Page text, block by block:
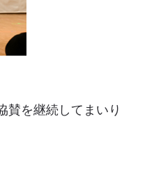
賛を継続してまいり